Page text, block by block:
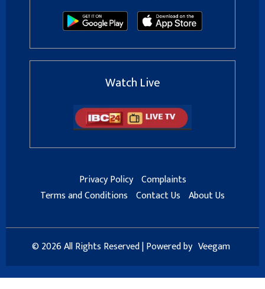
Watch Live
Privacy Policy Complaints
Terms and Conditions Contact Us About Us
© 2026 All Rights Reserved | Powered by Veegam